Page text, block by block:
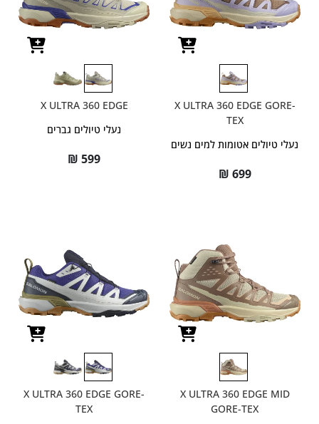
X ULTRA 360 EDGE GORE-
TEX
נעלי טיולים אטומות למים נשים
₪ 699
X ULTRA 360 EDGE
נעלי טיולים גברים
₪ 599
X ULTRA 360 EDGE MID
GORE-TEX
X ULTRA 360 EDGE GORE-
TEX